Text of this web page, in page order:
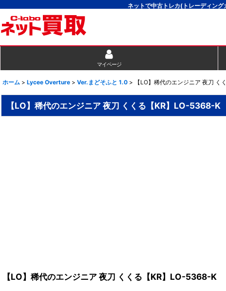
ネットで中古トレカ(トレーディン
マイページ
ホーム > Lycee Overture > Ver.まどそふと 1.0 > 【LO】稀代のエンジニア 夜刀
【LO】稀代のエンジニア 夜刀 くくる【KR】LO-5368-K
【LO】稀代のエンジニア 夜刀 くくる【KR】LO-5368-K